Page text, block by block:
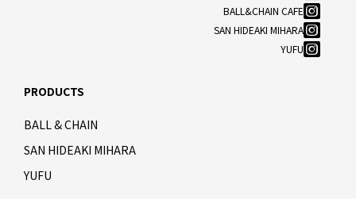
BALL&CHAIN CAFE
SAN HIDEAKI MIHARA
YUFU
PRODUCTS
BALL & CHAIN
SAN HIDEAKI MIHARA
YUFU